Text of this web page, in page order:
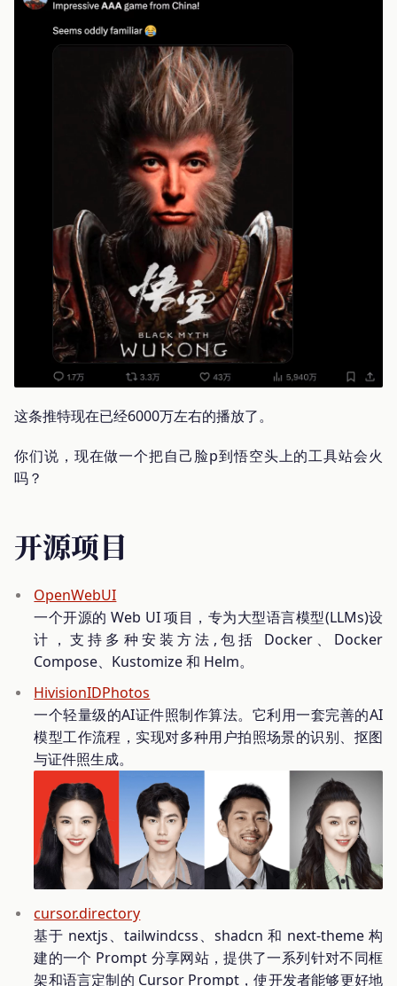
这条推特现在已经6000万左右的播放了。
你们说，现在做一个把自己脸p到悟空头上的工具站会火
吗？
开源项目
OpenWebUI
一个开源的 Web UI 项目，专为大型语言模型(LLMs)设
计，支持多种安装方法,包括 Docker、Docker
Compose、Kustomize 和 Helm。
HivisionIDPhotos
一个轻量级的AI证件照制作算法。它利用一套完善的AI
模型工作流程，实现对多种用户拍照场景的识别、抠图
与证件照生成。
cursor.directory
基于 nextjs、tailwindcss、shadcn 和 next-theme 构
建的一个 Prompt 分享网站，提供了一系列针对不同框
架和语言定制的 Cursor Prompt，使开发者能够更好地